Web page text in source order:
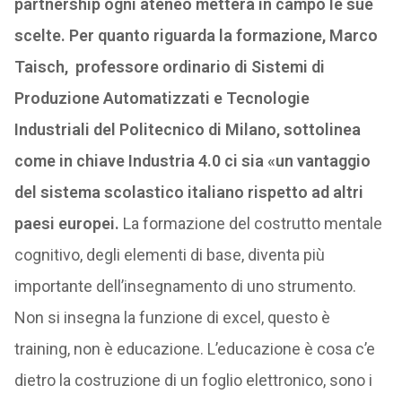
partnership ogni ateneo metterà in campo le sue
scelte. Per quanto riguarda la formazione, Marco
Taisch, professore ordinario di Sistemi di
Produzione Automatizzati e Tecnologie
Industriali del Politecnico di Milano, sottolinea
come in chiave Industria 4.0 ci sia «un vantaggio
del sistema scolastico italiano rispetto ad altri
paesi europei. La formazione del costrutto mentale
cognitivo, degli elementi di base, diventa più
importante dell’insegnamento di uno strumento.
Non si insegna la funzione di excel, questo è
training, non è educazione. L’educazione è cosa c’e
dietro la costruzione di un foglio elettronico, sono i